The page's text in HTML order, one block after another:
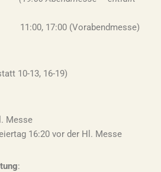
11:00, 17:00 (Vorabendmesse)
10-13, 16-19)
Messe
16:20 vor der Hl. Messe
: